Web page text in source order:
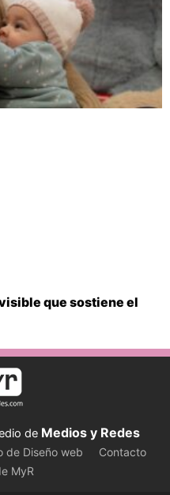
que sostiene el
de Medios y Redes
de Diseño web
Contacto
MyR